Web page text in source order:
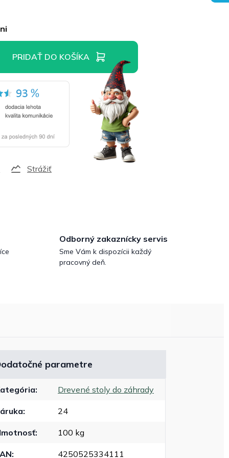
PRIDAŤ DO KOŠÍKA
Strážiť
Odborný zakaznícky servis
Sme Vám k dispozícii každý
pracovný deň.
parametre
: Drevené stoly do záhrady
: 24
: 100 kg
: 4250525334111